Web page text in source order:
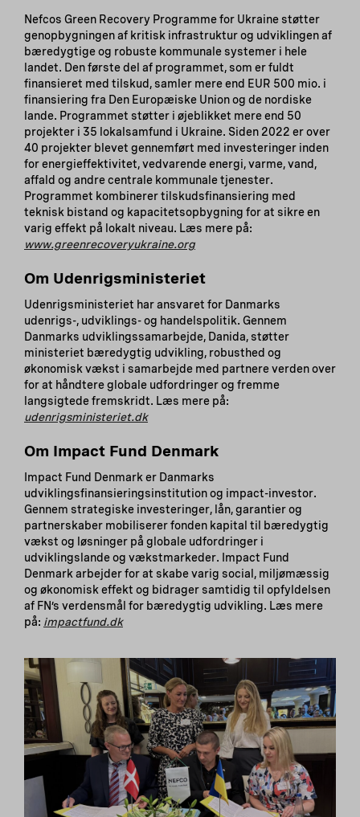
Nefcos Green Recovery Programme for Ukraine støtter
genopbygningen af kritisk infrastruktur og udviklingen af
bæredygtige og robuste kommunale systemer i hele
landet. Den første del af programmet, som er fuldt
finansieret med tilskud, samler mere end EUR 500 mio. i
finansiering fra Den Europæiske Union og de nordiske
lande. Programmet støtter i øjeblikket mere end 50
projekter i 35 lokalsamfund i Ukraine. Siden 2022 er over
40 projekter blevet gennemført med investeringer inden
for energieffektivitet, vedvarende energi, varme, vand,
affald og andre centrale kommunale tjenester.
Programmet kombinerer tilskudsfinansiering med
teknisk bistand og kapacitetsopbygning for at sikre en
varig effekt på lokalt niveau. Læs mere på:
www.greenrecoveryukraine.org
Om Udenrigsministeriet
Udenrigsministeriet har ansvaret for Danmarks
udenrigs-, udviklings- og handelspolitik. Gennem
Danmarks udviklingssamarbejde, Danida, støtter
ministeriet bæredygtig udvikling, robusthed og
økonomisk vækst i samarbejde med partnere verden over
for at håndtere globale udfordringer og fremme
langsigtede fremskridt. Læs mere på:
udenrigsministeriet.dk
Om Impact Fund Denmark
Impact Fund Denmark er Danmarks
udviklingsfinansieringsinstitution og impact-investor.
Gennem strategiske investeringer, lån, garantier og
partnerskaber mobiliserer fonden kapital til bæredygtig
vækst og løsninger på globale udfordringer i
udviklingslande og vækstmarkeder. Impact Fund
Denmark arbejder for at skabe varig social, miljømæssig
og økonomisk effekt og bidrager samtidig til opfyldelsen
af FN’s verdensmål for bæredygtig udvikling. Læs mere
på: impactfund.dk